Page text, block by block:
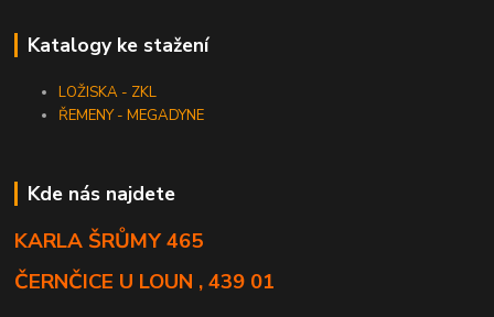
Katalogy ke stažení
LOŽISKA - ZKL
ŘEMENY - MEGADYNE
Kde nás najdete
KARLA ŠRŮMY 465
ČERNČICE U LOUN , 439 01